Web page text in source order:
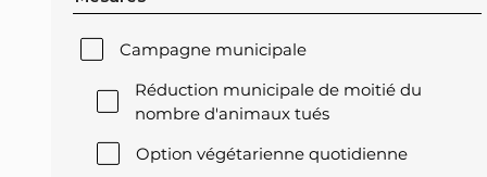
Campagne municipale
Réduction municipale de moitié du
nombre d'animaux tués
Option végétarienne quotidienne